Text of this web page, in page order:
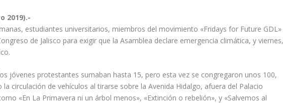
2019).-
estudiantes universitarios, miembros del movimiento «Fridays for Future GDL»
de Jalisco para exigir que la Asamblea declare emergencia climática, y viernes,
jóvenes protestantes sumaban hasta 15, pero esta vez se congregaron unos 100,
circulación de vehículos al tirarse sobre la Avenida Hidalgo, afuera del Palacio
«En La Primavera ni un árbol menos», «Extinción o rebelión», y «Salvemos al